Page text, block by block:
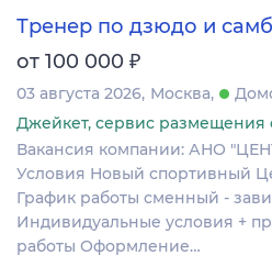
Тренер по дзюдо и
от 100 000 ₽
03 августа 2026 Москва
Джейкет, сервис размещения
Вакансия компании: АНО
Условия Новый спортивный
График работы сменный -
Индивидуальные условия +
работы Оформление…